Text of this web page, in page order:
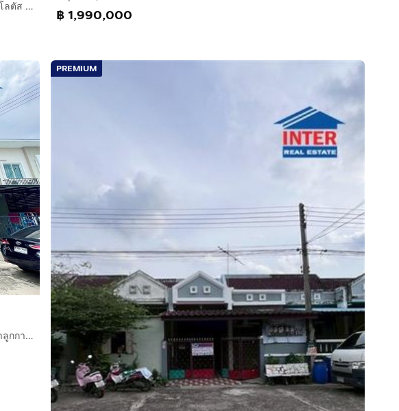
ทางด่วนกาญจนาภิเษก
ทาวน์เฮ้าส์ 2 ชั้น 18 ตร.ว. หมู่บ้านพฤกษา20 ลำลูกกาคลอง2 ใกล้โลตัส ลำลูกกาคลอง2 ซอยเสมาฟ้าครามลำลูกกาคลอง2 ถนนลำลูกกา ลำลูกกา ปทุมธานี
฿ 1,990,000
ทาวน์เฮ้าส์ 2 ชั้น 19.5 ตร.ว. หมู่บ้านเบล็สซิตี้ พาร์ค วงแหวนฯ-ลำลูกกา ใกล้โฮมโปร ซอยลำลูกกา97 ถนนกาญจนาภิเษก ถนนลำลูกกา ลำลูกกา ปทุมธานี
PREMIUM